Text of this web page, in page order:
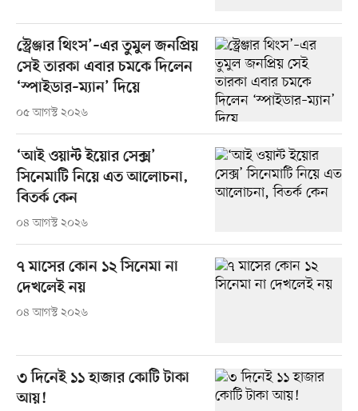
স্ট্রেঞ্জার থিংস’–এর তুমুল জনপ্রিয়
সেই তারকা এবার চমকে দিলেন
‘স্পাইডার–ম্যান’ দিয়ে
০৫ আগস্ট ২০২৬
‘আই ওয়ান্ট ইয়োর সেক্স’
সিনেমাটি নিয়ে এত আলোচনা,
বিতর্ক কেন
০৪ আগস্ট ২০২৬
৭ মাসের কোন ১২ সিনেমা না
দেখলেই নয়
০৪ আগস্ট ২০২৬
৩ দিনেই ১১ হাজার কোটি টাকা
আয়!